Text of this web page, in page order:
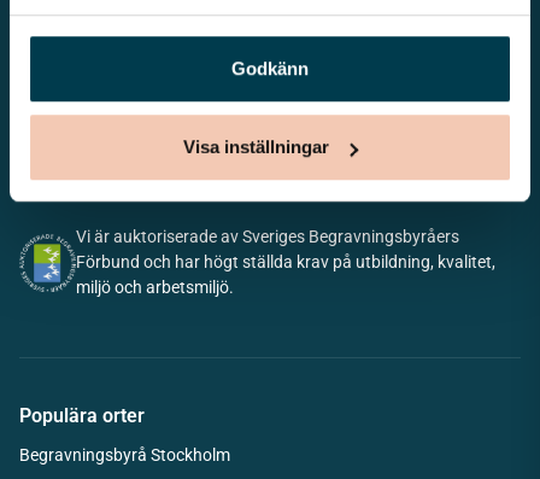
Godkänn
Visa inställningar
Vårt systerbolag Verahill hjälper dig med familjejuridiken – genom
Vi är auktoriserade av Sveriges Begravningsbyråers
Förbund och har högt ställda krav på utbildning, kvalitet,
miljö och arbetsmiljö.
Populära orter
Begravningsbyrå Stockholm